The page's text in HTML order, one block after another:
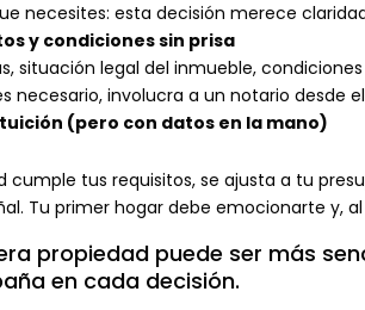
necesites: esta decisión merece
y condiciones sin prisa
situación legal del inmueble,
necesario, involucra a un notario desde
(pero con datos en la mano)
cumple tus requisitos, se ajusta a tu
Tu primer hogar debe emocionarte y,
propiedad puede ser más
en cada decisión.